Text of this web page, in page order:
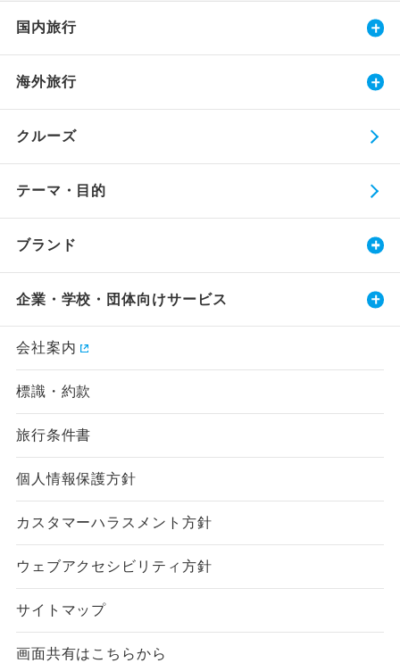
国内旅行
海外旅行
クルーズ
テーマ・目的
ブランド
企業・学校・団体向けサービス
会社案内
標識・約款
旅行条件書
個人情報保護方針
カスタマーハラスメント方針
ウェブアクセシビリティ方針
サイトマップ
画面共有はこちらから